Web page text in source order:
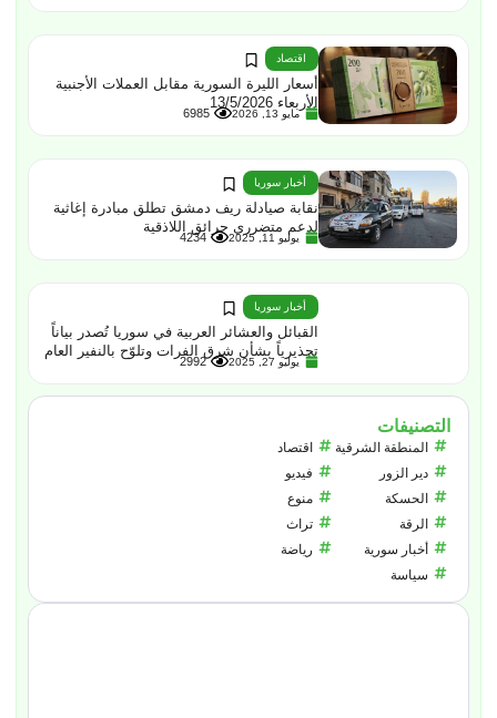
اقتصاد
أسعار الليرة السورية مقابل العملات الأجنبية
الأربعاء 13/5/2026
مايو 13, 2026 6985
أخبار سوريا
نقابة صيادلة ريف دمشق تطلق مبادرة إغاثية
لدعم متضرري حرائق اللاذقية
يوليو 11, 2025 4234
أخبار سوريا
القبائل والعشائر العربية في سوريا تُصدر بياناً
تحذيرياً بشأن شرق الفرات وتلوّح بالنفير العام
يوليو 27, 2025 2992
التصنيفات
المنطقة الشرقية
دير الزور
الحسكة
الرقة
أخبار سورية
سياسة
اقتصاد
فيديو
منوع
تراث
رياضة